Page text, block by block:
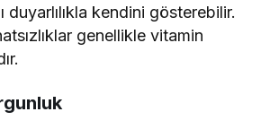
duyarlılıkla kendini gösterebilir.
genellikle vitamin